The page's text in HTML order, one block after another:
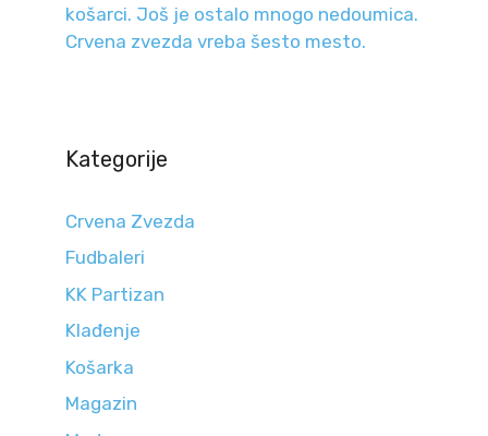
košarci. Još je ostalo mnogo nedoumica.
Crvena zvezda vreba šesto mesto.
Kategorije
Crvena Zvezda
Fudbaleri
KK Partizan
Klađenje
Košarka
Magazin